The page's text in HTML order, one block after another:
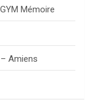
Mémoire
Amiens